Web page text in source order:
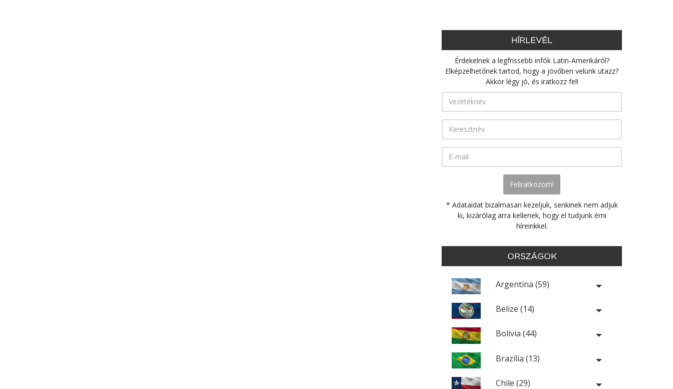
HÍRLEVÉL
Érdekelnek a legfrissebb infók Latin-Amerikáról?
Elképzelhetőnek tartod, hogy a jövőben velünk utazz?
Akkor légy jó, és iratkozz fel!
* Adataidat bizalmasan kezeljük, senkinek nem adjuk
ki, kizárólag arra kellenek, hogy el tudjunk érni
híreinkkel.
ORSZÁGOK
Argentína (59)
Belize (14)
Bolívia (44)
Brazília (13)
Chile (29)